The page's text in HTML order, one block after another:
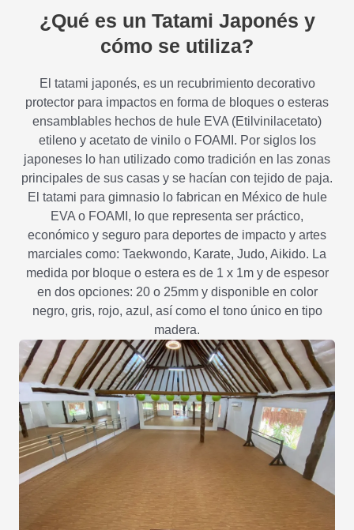
¿Qué es un Tatami Japonés y
cómo se utiliza?
El tatami japonés, es un recubrimiento decorativo
protector para impactos en forma de bloques o esteras
ensamblables hechos de hule EVA (Etilvinilacetato)
etileno y acetato de vinilo o FOAMI. Por siglos los
japoneses lo han utilizado como tradición en las zonas
principales de sus casas y se hacían con tejido de paja.
El tatami para gimnasio lo fabrican en México de hule
EVA o FOAMI, lo que representa ser práctico,
económico y seguro para deportes de impacto y artes
marciales como: Taekwondo, Karate, Judo, Aikido. La
medida por bloque o estera es de 1 x 1m y de espesor
en dos opciones: 20 o 25mm y disponible en color
negro, gris, rojo, azul, así como el tono único en tipo
madera.